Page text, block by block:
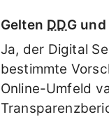
Gelten DDGund
Ja, der Digital
bestimmte
Online-Umfeld